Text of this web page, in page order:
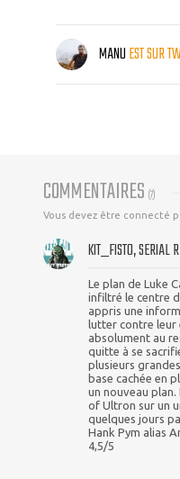
MANUEST SUR
COMMENTAIRES (7)
Vous devez être connecté
KIT_FISTO, SERIAL
Le plan de Luke
infiltré le centre
appris une
lutter contre leur
absolument au
quitte à se
plusieurs
base cachée en
un nouveau
of Ultron sur un
quelques jours
Hank Pym alias
4,5/5